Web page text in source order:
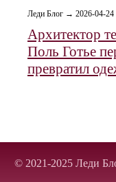
Леди Блог → 2026-04-24
Архитектор
Поль Готье
превратил
© 2021-2025 Леди